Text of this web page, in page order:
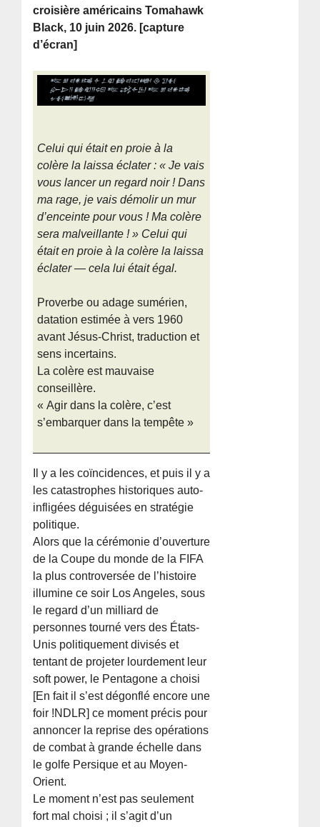
croisière américains Tomahawk
Black, 10 juin 2026. [capture
d’écran]
Celui qui était en proie à la
colère la laissa éclater : « Je vais
vous lancer un regard noir ! Dans
ma rage, je vais démolir un mur
d’enceinte pour vous ! Ma colère
sera malveillante ! » Celui qui
était en proie à la colère la laissa
éclater — cela lui était égal.
Proverbe ou adage sumérien,
datation estimée à vers 1960
avant Jésus-Christ, traduction et
sens incertains.
La colère est mauvaise
conseillère.
« Agir dans la colère, c’est
s’embarquer dans la tempête »
Il y a les coïncidences, et puis il y a
les catastrophes historiques auto-
infligées déguisées en stratégie
politique.
Alors que la cérémonie d’ouverture
de la Coupe du monde de la FIFA
la plus controversée de l’histoire
illumine ce soir Los Angeles, sous
le regard d’un milliard de
personnes tourné vers des États-
Unis politiquement divisés et
tentant de projeter lourdement leur
soft power, le Pentagone a choisi
[En fait il s’est dégonflé encore une
foir !NDLR] ce moment précis pour
annoncer la reprise des opérations
de combat à grande échelle dans
le golfe Persique et au Moyen-
Orient.
Le moment n’est pas seulement
fort mal choisi ; il s’agit d’un